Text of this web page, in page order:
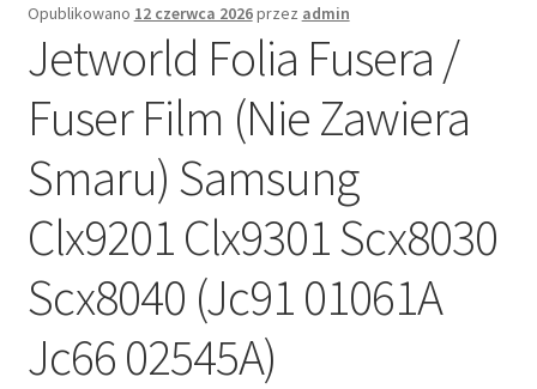
Opublikowano 12 czerwca 2026przez admin
Jetworld Folia Fusera /
Fuser Film (Nie Zawiera
Smaru) Samsung
Clx9201 Clx9301 Scx8030
Scx8040 (Jc91 01061A
Jc66 02545A)